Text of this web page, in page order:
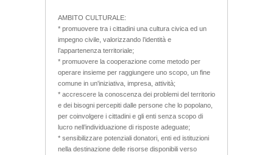
AMBITO CULTURALE:
* promuovere tra i cittadini una cultura civica ed un
impegno civile, valorizzando l’identità e
l’appartenenza territoriale;
* promuovere la cooperazione come metodo per
operare insieme per raggiungere uno scopo, un fine
comune in un'iniziativa, impresa, attività;
* accrescere la conoscenza dei problemi del territorio
e dei bisogni percepiti dalle persone che lo popolano,
per coinvolgere i cittadini e gli enti senza scopo di
lucro nell’individuazione di risposte adeguate;
* sensibilizzare potenziali donatori, enti ed istituzioni
nella destinazione delle risorse disponibili verso